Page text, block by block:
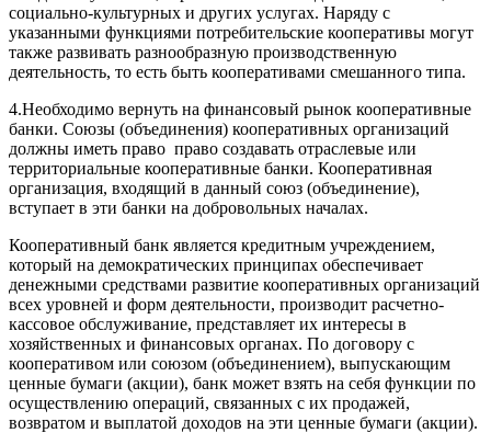
социально-культурных и других услугах. Наряду с
указанными функциями потребительские кооперативы могут
также развивать разнообразную производственную
деятельность, то есть быть кооперативами смешанного типа.
4.Необходимо вернуть на финансовый рынок кооперативные
банки. Союзы (объединения) кооперативных организаций
должны иметь право право создавать отраслевые или
территориальные кооперативные банки. Кооперативная
организация, входящий в данный союз (объединение),
вступает в эти банки на добровольных началах.
Кооперативный банк является кредитным учреждением,
который на демократических принципах обеспечивает
денежными средствами развитие кооперативных организаций
всех уровней и форм деятельности, производит расчетно-
кассовое обслуживание, представляет их интересы в
хозяйственных и финансовых органах. По договору с
кооперативом или союзом (объединением), выпускающим
ценные бумаги (акции), банк может взять на себя функции по
осуществлению операций, связанных с их продажей,
возвратом и выплатой доходов на эти ценные бумаги (акции).